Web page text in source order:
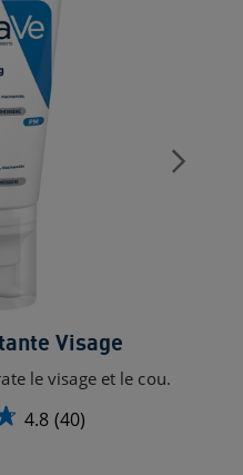
Visage
le visage et le cou.
4.8 (40)